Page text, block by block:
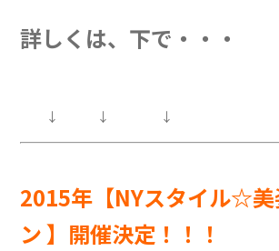
詳しくは、下で・・・
↓ ↓ ↓
2015年【NYスタイル☆美
ン 】開催決定！！！